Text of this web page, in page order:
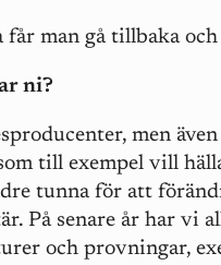
får man gå tillbaka och
ni?
men även
till exempel vill
tunna för att
På senare år har vi
och provningar,